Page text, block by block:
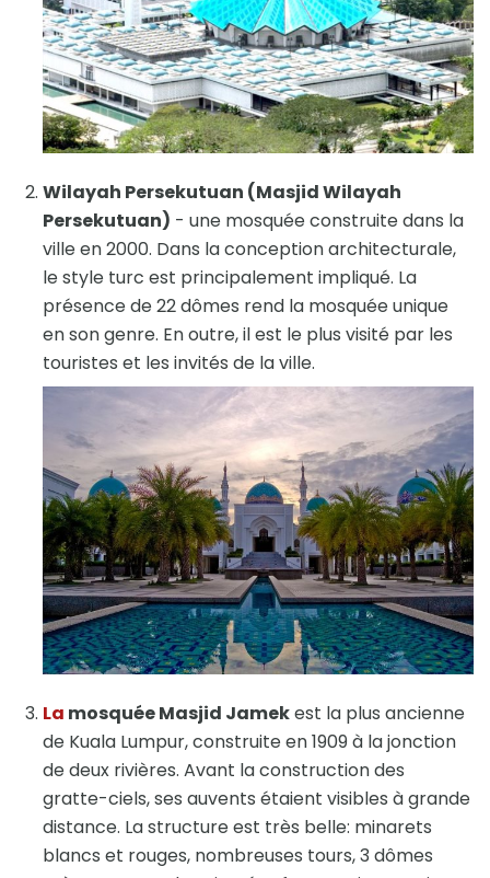
Wilayah Persekutuan (Masjid Wilayah
Persekutuan) - une mosquée construite dans la
ville en 2000. Dans la conception architecturale,
le style turc est principalement impliqué. La
présence de 22 dômes rend la mosquée unique
en son genre. En outre, il est le plus visité par les
touristes et les invités de la ville.
La mosquée Masjid Jamekest la plus ancienne
de Kuala Lumpur, construite en 1909 à la jonction
de deux rivières. Avant la construction des
gratte-ciels, ses auvents étaient visibles à grande
distance. La structure est très belle: minarets
blancs et rouges, nombreuses tours, 3 dômes